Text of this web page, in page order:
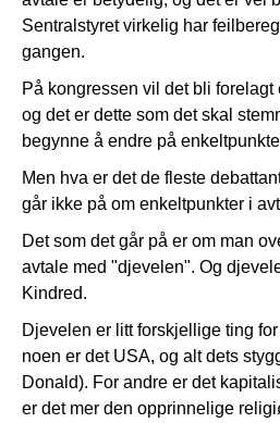
Sentralstyret virkelig har
gangen.
På kongressen vil det bli forelagt
og det er dette som det skal
begynne å endre på
Men hva er det de fleste
går ikke på om enkeltpunkter i
Det som det går på er om man
avtale med "djevelen". Og
Kindred.
Djevelen er litt forskjellige ting
noen er det USA, og alt dets
Donald). For andre er det
er det mer den opprinnelige